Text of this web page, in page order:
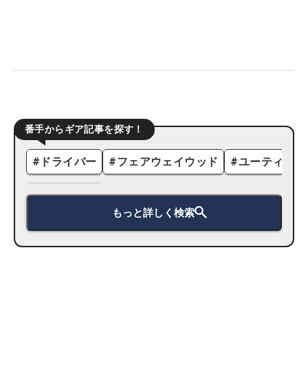
番手からギア記事を探す！
# ドライバー #フェアウェイウッド #ユーティリ
もっと詳しく検索